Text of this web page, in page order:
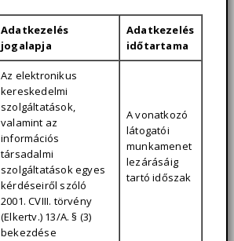
Adatkezelés
jogalapja
Adatkezelés
időtartama
Az elektronikus
kereskedelmi
szolgáltatások,
valamint az
információs
társadalmi
szolgáltatások egyes
kérdéseiről szóló
2001. CVIII. törvény
(Elkertv.) 13/A. § (3)
bekezdése
A vonatkozó
látogatói
munkamenet
lezárásáig
tartó időszak